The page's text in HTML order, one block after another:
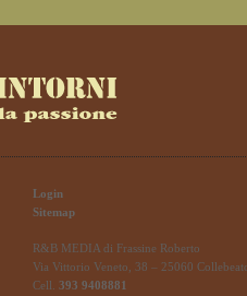
Login
Sitemap
R&B MEDIA di Frassine Roberto
Via Vittorio Veneto, 38 – 25060
Cell. 393 9408881